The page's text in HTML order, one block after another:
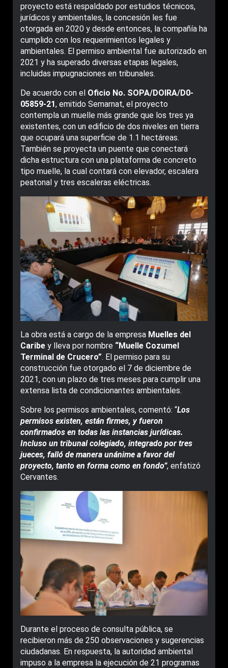
proyecto está respaldado por estudios técnicos,
jurídicos y ambientales, la concesión les fue
otorgada en 2020 y desde entonces, la compañía ha
cumplido con los requerimientos legales y
ambientales. El permiso ambiental fue autorizado en
2021 y ha superado diversas etapas legales,
incluidas impugnaciones en tribunales.
De acuerdo con el Oficio No. SOPA/DOIRA/D0-
05859-21, emitido Semarnat, el proyecto
contempla un muelle más grande que los tres ya
existentes, con un edificio de dos niveles en tierra
que ocupará una superficie de 1.1 hectáreas.
También se proyecta un puente que conectará
dicha estructura con una plataforma de concreto
tipo muelle, la cual contará con elevador, escalera
peatonal y tres escaleras eléctricas.
La obra está a cargo de la empresa Muelles del
Caribe y lleva por nombre “Muelle Cozumel
Terminal de Crucero”. El permiso para su
construcción fue otorgado el 7 de diciembre de
2021, con un plazo de tres meses para cumplir una
extensa lista de condicionantes ambientales.
Sobre los permisos ambientales, comentó: “Los
permisos existen, están firmes, y fueron
confirmados en todas las instancias jurídicas.
Incluso un tribunal colegiado, integrado por tres
jueces, falló de manera unánime a favor del
proyecto, tanto en forma como en fondo”, enfatizó
Cervantes.
Durante el proceso de consulta pública, se
recibieron más de 250 observaciones y sugerencias
ciudadanas. En respuesta, la autoridad ambiental
impuso a la empresa la ejecución de 21 programas